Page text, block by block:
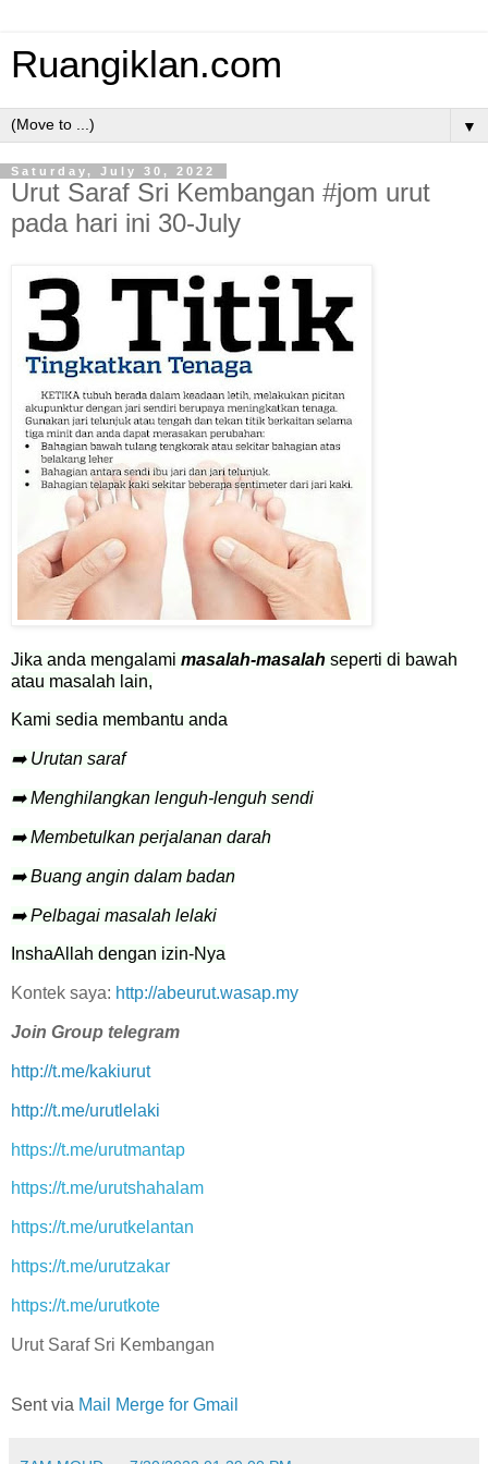
Ruangiklan.com
▼
Saturday, July 30, 2022
Urut Saraf Sri Kembangan #jom urut
pada hari ini 30-July
Jika anda mengalami masalah-masalah seperti di bawah
atau masalah lain,
Kami sedia membantu anda
➡️ Urutan saraf
➡️ Menghilangkan lenguh-lenguh sendi
➡️ Membetulkan perjalanan darah
➡️ Buang angin dalam badan
➡️ Pelbagai masalah lelaki
InshaAllah dengan izin-Nya
Kontek saya: http://abeurut.wasap.my
Join Group telegram
http://t.me/kakiurut
http://t.me/urutlelaki
https://t.me/urutmantap
https://t.me/urutshahalam
https://t.me/urutkelantan
https://t.me/urutzakar
https://t.me/urutkote
Urut Saraf Sri Kembangan
Sent via Mail Merge for Gmail